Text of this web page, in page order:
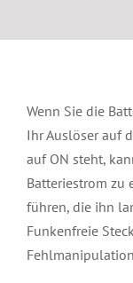
Wenn Sie die
Ihr Auslöser auf
auf ON steht,
Batteriestrom zu
führen, die ihn
Funkenfreie